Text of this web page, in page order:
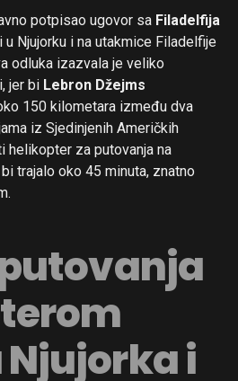
potpisao ugovor sa Filadelfija
u Njujorku i na utakmice Filadelfije
odluka izazvala je veliko
jer bi Lebron Džejms
150 kilometara između dva
iz Sjedinjenih Američkih
helikopter za putovanja na
trajalo oko 45 minuta, znatno
i